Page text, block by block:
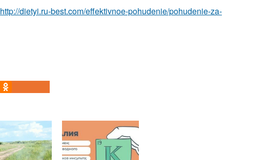
http://dietyi.ru-best.com/effektivnoe-pohudenie/pohudenie-za-